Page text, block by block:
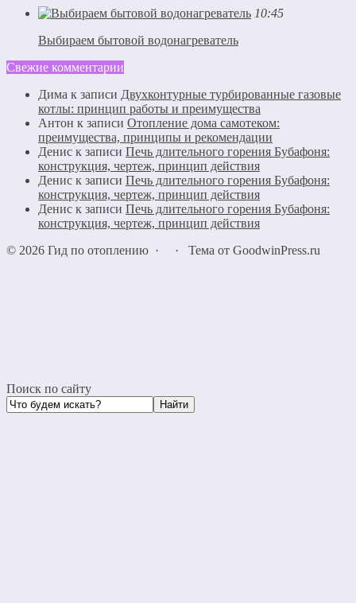
10:45
Выбираем бытовой водонагреватель
Свежие комментарии
Дима к записи Двухконтурные турбированные газовые
котлы: принцип работы и преимущества
Антон к записи Отопление дома самотеком:
преимущества, принципы и рекомендации
Денис к записи Печь длительного горения Бубафоня:
конструкция, чертеж, принцип действия
Денис к записи Печь длительного горения Бубафоня:
конструкция, чертеж, принцип действия
Денис к записи Печь длительного горения Бубафоня:
конструкция, чертеж, принцип действия
© 2026 Гид по отоплению · · Тема от GoodwinPress.ru
Поиск по сайту